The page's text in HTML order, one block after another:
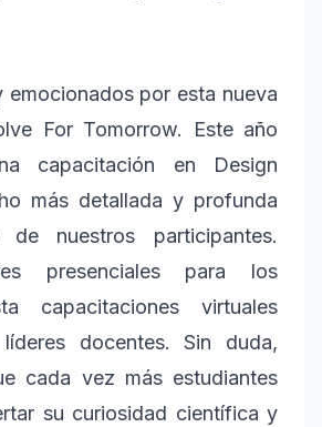
emocionados por esta nueva
For Tomorrow. Este año
capacitación en Design
más detallada y profunda
nuestros participantes.
presenciales para los
capacitaciones virtuales
docentes. Sin duda,
cada vez más estudiantes
su curiosidad científica y